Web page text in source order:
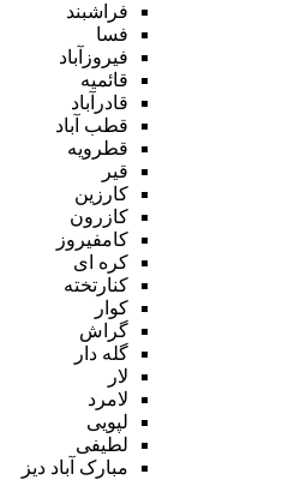
فراشبند
فسا
فیروزآباد
قائمیه
قادرآباد
قطب آباد
قطرویه
قیر
کارزین
کازرون
کامفیروز
کره ای
کنارتخته
کوار
گراش
گله دار
لار
لامرد
لپویی
لطیفی
مبارک آباد دیز